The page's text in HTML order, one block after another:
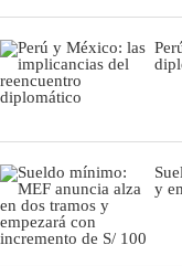
y